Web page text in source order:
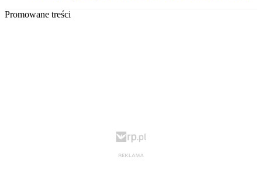
Promowane treści